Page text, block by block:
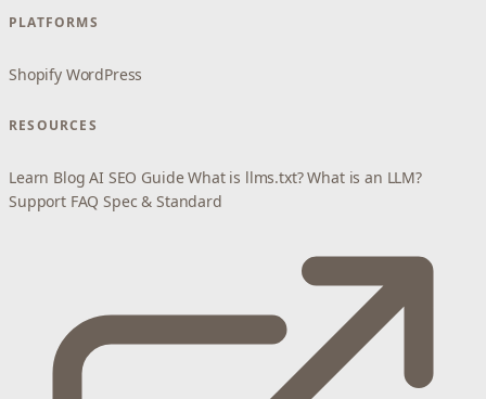
PLATFORMS
Shopify WordPress
RESOURCES
Learn Blog AI SEO Guide What is llms.txt? What is an LLM?
Support FAQ Spec & Standard